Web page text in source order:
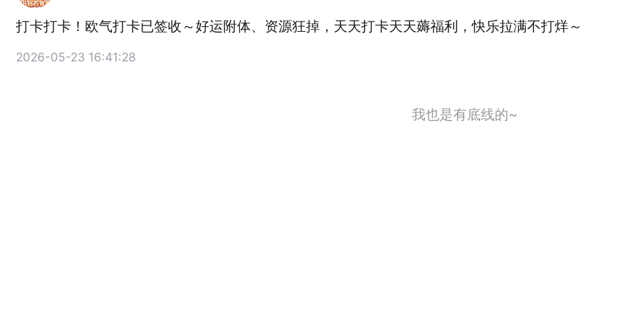
打卡打卡！欧气打卡已签收～好运附体、资源狂掉，天天打卡天天薅福利，快乐拉满不打烊～
2026-05-23 16:41:28
我也是有底线的~